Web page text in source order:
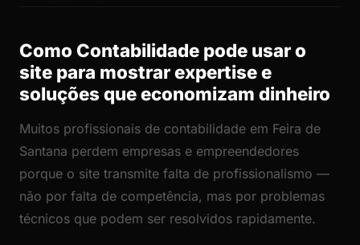
Como Contabilidade pode usar o
site para mostrar expertise e
soluções que economizam dinheiro
Muitos profissionais de contabilidade em Feira de
Santana perdem empresas e empreendedores
porque o site transmite falta de profissionalismo —
não por falta de competência, mas por problemas
técnicos que podem ser resolvidos rapidamente.